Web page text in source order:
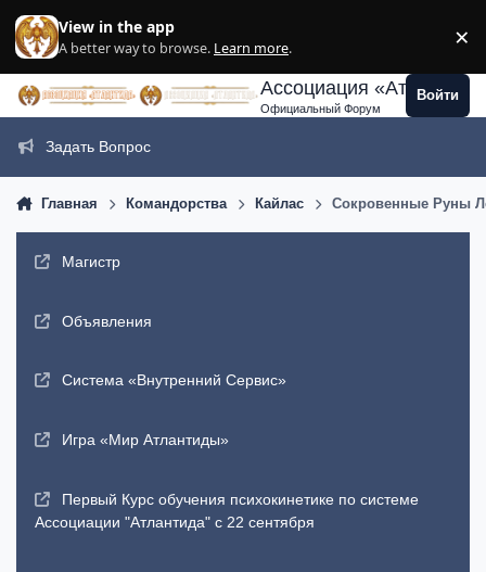
View in the app
A better way to browse. Learn more. ×
Ассоциация
Официальный Форум
Войти
Задать Вопрос
Главная Командорства Кайлас Сокровенные Руны
Магистр
Объявления
Система «Внутренний Сервис»
Игра «Мир Атлантиды»
Первый Курс обучения психокинетике по системе
Ассоциации "Атлантида" с 22 сентября